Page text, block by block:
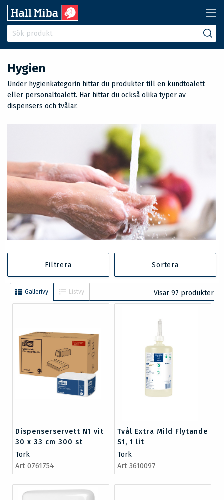
Hygien
Under hygienkategorin hittar du produkter till en kundtoalett
eller personaltoalett. Här hittar du också olika typer av
dispensers och tvålar.
Filtrera Sortera
Gallerivy Listvy Visar 97 produkter
Dispenserservett N1 vit
30 x 33 cm 300 st
Tork
Art 0761754
Tvål Extra Mild Flytande
S1, 1 lit
Tork
Art 3610097